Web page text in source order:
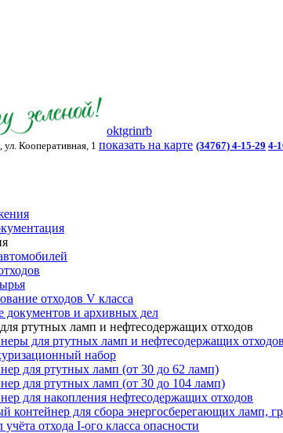
oktgrinrb
ул. Кооперативная, 1 показать на карте (34767) 4-15-29 4-
отходов V класса
документов и архивных дел
ртутных ламп и нефтесодержащих отходов
для ртутных ламп и нефтесодержащих отходов
набор
для ртутных ламп (от 30 до 62 ламп)
для ртутных ламп (от 30 до 104 ламп)
для накопления нефтесодержащих отходов
контейнер для сбора энергосберегающих ламп,
отхода I-ого класса опасности